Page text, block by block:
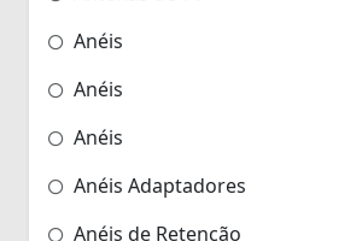
Anéis
Anéis
Anéis
Anéis Adaptadores
Anéis de Retenção